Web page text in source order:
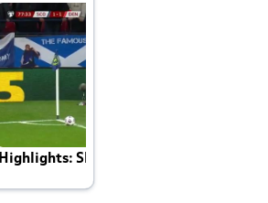
Highlights: Skotland - Danmark 4-2